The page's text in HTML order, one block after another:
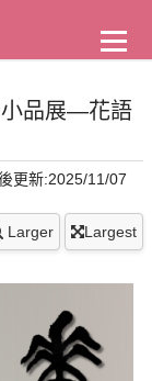
小品展—花語
更新:2025/11/07
Larger Largest